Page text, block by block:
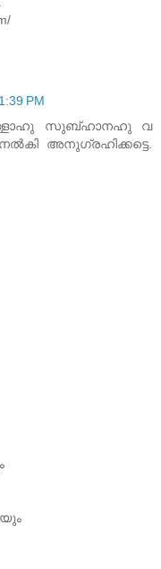
PM
അള്ളാഹു സുബ്ഹാനഹു വ
അനുഗ്രഹിക്കട്ടെ.